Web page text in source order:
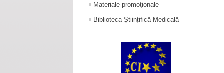
Materiale promoţionale
Biblioteca Științifică Medicală